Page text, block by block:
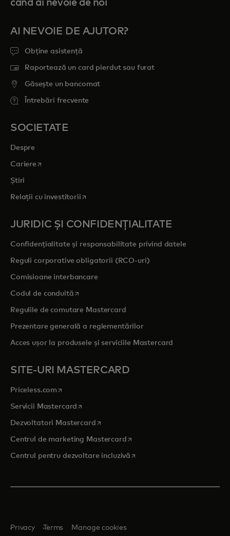
când ai nevoie de noi
AI NEVOIE DE AJUTOR?
Obține asistență
Raportează un card pierdut sau furat
Găsește un bancomat
Întrebări frecvente
SOCIETATE
Despre
Cariere opens in a new tab
Știri
Relații cu investitoriiopens in a new tab
JURIDIC ȘI CONFIDENȚIALITATE
Confidențialitate și responsabilitate privind datele
Reguli corporative obligatorii (RCO-uri)
Comisioane interbancare
Codul de conduităopens in a new tab
Regulile de comutare Mastercard
Prezentare generală a reglementărilor
Acces ușor la produsele și serviciile Mastercard
SITE-URI MASTERCARD
Priceless.com opens in a new tab
Servicii Mastercard opens in a new tab
Dezvoltatori Mastercardopens in a new tab
Centrul de marketing Mastercardopens in a new tab
Centrul pentru dezvoltare incluzivă opens in a new tab
Privacy Terms Manage cookies